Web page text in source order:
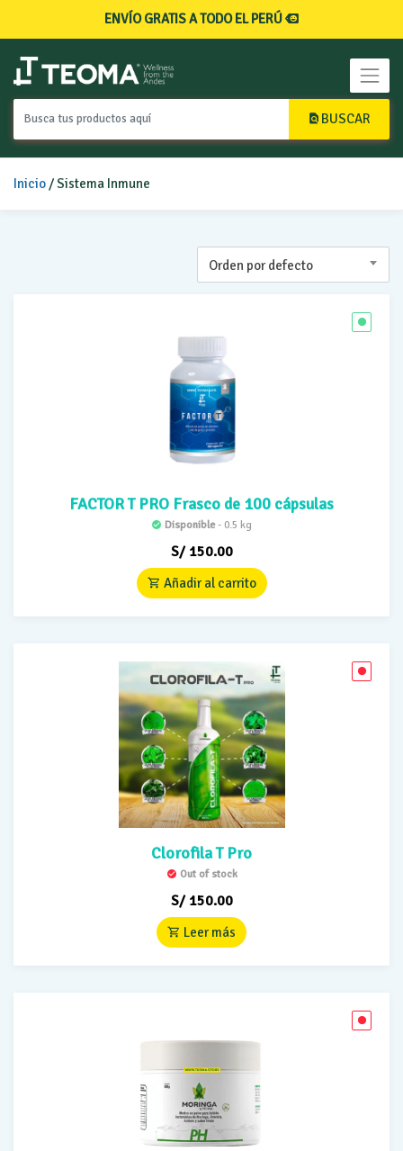
ENVÍO GRATIS A TODO EL PERÚ
BUSCAR
Inicio / Sistema Inmune
Orden por defecto
FACTOR T PRO Frasco de 100 cápsulas
Disponible - 0.5 kg
S/150.00
Añadir al carrito
Clorofila T Pro
Out of stock
S/150.00
Leer más